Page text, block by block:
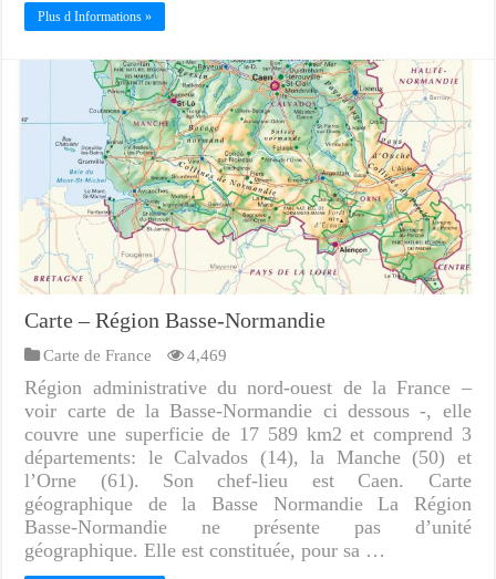
Plus d Informations »
Carte – Région Basse-Normandie
Carte de France 4,469
Région administrative du nord-ouest de la France –
voir carte de la Basse-Normandie ci dessous -, elle
couvre une superficie de 17 589 km2 et comprend 3
départements: le Calvados (14), la Manche (50) et
l’Orne (61). Son chef-lieu est Caen. Carte
géographique de la Basse Normandie La Région
Basse-Normandie ne présente pas d’unité
géographique. Elle est constituée, pour sa …